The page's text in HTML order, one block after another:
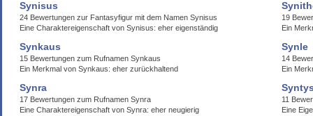
Synisus
24 Bewertungen zur Fantasyfigur mit dem Namen Synisus
Eine Charaktereigenschaft von Synisus: eher eigenständig
19
Ein
Synkaus
15 Bewertungen zum Rufnamen Synkaus
Ein Merkmal von Synkaus: eher zurückhaltend
Synle
14
Ein
Synra
17 Bewertungen zum Rufnamen Synra
Eine Charaktereigenschaft von Synra: eher neugierig
11
Eine